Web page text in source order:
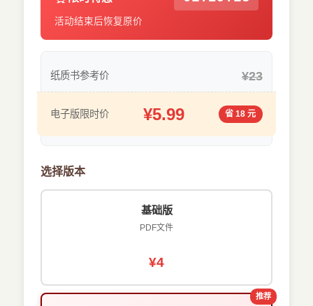
活动结束后恢复原价
纸质书参考价 ¥23
电子版限时价 ¥5.99 省 18 元
选择版本
基础版
PDF文件
¥4
推荐